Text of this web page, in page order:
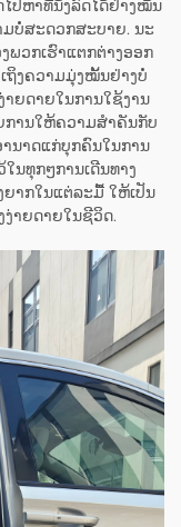
ໄປຫາທີ່ນັ່ງລົດໄດ້ຢ່າງໝັ້ນ
ມບໍ່ສະດວກສະບາຍ. ນະ
ພວກເຮົາແຕກຕ່າງອອກ
ຖິງຄວາມມຸ່ງໝັ້ນຢ່າງບໍ່
າຍດາຍໃນການໃຊ້ງານ
ການໃຫ້ຄວາມສຳຄັນກັບ
ນາດແກ່ບຸກຄົນໃນການ
ນທຸກໆການເດີນທາງ
າກໃນແຕ່ລະມື້ ໃຫ້ເປັນ
າຍດາຍໃນຊີວິດ.